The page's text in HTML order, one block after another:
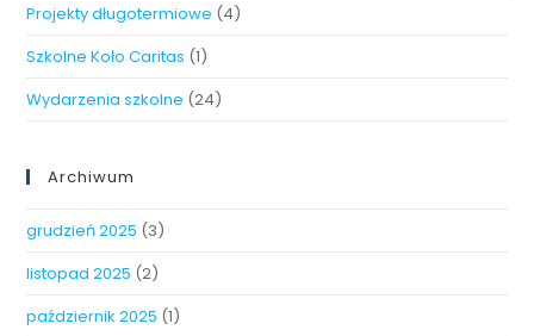
Projekty długotermiowe (4)
Szkolne Koło Caritas (1)
Wydarzenia szkolne (24)
Archiwum
grudzień 2025 (3)
listopad 2025 (2)
październik 2025 (1)